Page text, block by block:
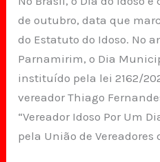
de outubro, data que
do Estatuto do Idoso. No
Parnamirim, o Dia
instituído pela lei 2162/
vereador Thiago
“Vereador Idoso Por Um
pela União de Vereadores